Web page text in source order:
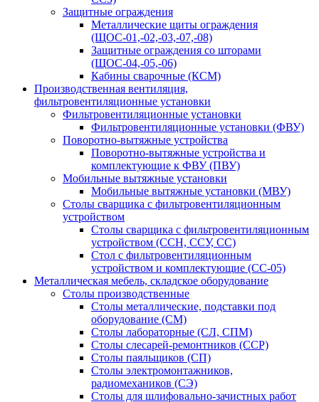
Защитные ограждения
Металлические щиты ограждения
(ЩОС-01,-02,-03,-07,-08)
Защитные ограждения со шторами
(ЩОС-04,-05,-06)
Кабины сварочные (КСМ)
Производственная вентиляция,
фильтровентиляционные установки
Фильтровентиляционные установки
Фильтровентиляционные установки (ФВУ)
Поворотно-вытяжные устройства
Поворотно-вытяжные устройства и
комплектующие к ФВУ (ПВУ)
Мобильные вытяжные установки
Мобильные вытяжные установки (МВУ)
Столы сварщика с фильтровентиляционным
устройством
Столы сварщика с фильтровентиляционным
устройством (ССН, ССУ, СС)
Стол с фильтровентиляционным
устройством и комплектующие (СС-05)
Металлическая мебель, складское оборудование
Столы производственные
Столы металлические, подставки под
оборудование (СМ)
Столы лабораторные (СЛ, СПМ)
Столы слесарей-ремонтников (ССР)
Столы паяльщиков (СП)
Столы электромонтажников,
радиомехаников (СЭ)
Столы для шлифовально-зачистных работ